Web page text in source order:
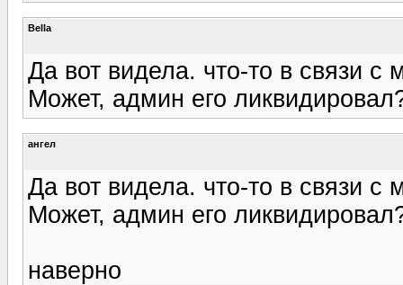
Bella
Да вот видела. что-то в связи
Может, админ его
ангел
Да вот видела. что-то в связи
Может, админ его
наверно